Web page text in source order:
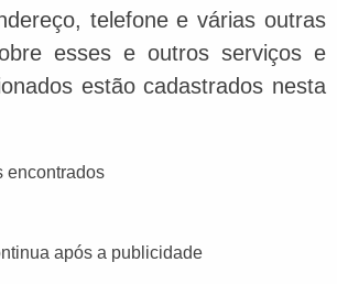
telefone e várias outras
esses e outros serviços e
estão cadastrados nesta
encontrados
após a publicidade